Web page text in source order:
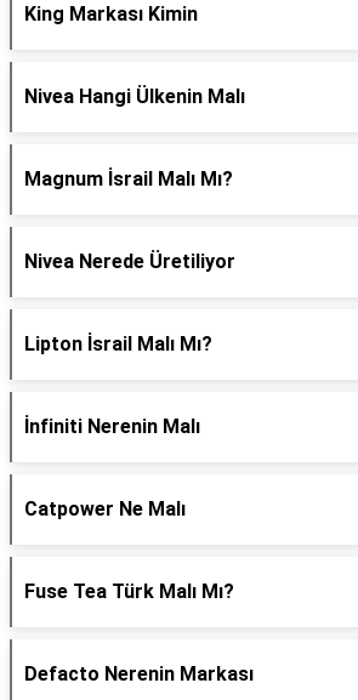
King Markası Kimin
Nivea Hangi Ülkenin Malı
Magnum İsrail Malı Mı?
Nivea Nerede Üretiliyor
Lipton İsrail Malı Mı?
İnfiniti Nerenin Malı
Catpower Ne Malı
Fuse Tea Türk Malı Mı?
Defacto Nerenin Markası